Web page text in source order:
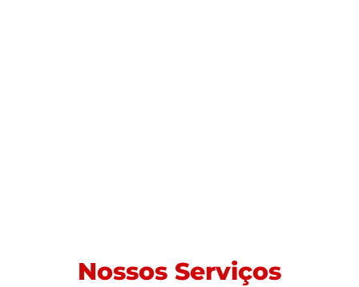
Nossos Serviços